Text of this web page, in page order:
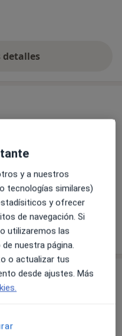
detalles
la experiencia
y a nuestros
tecnologías similares)
y ofrecer
de navegación. Si
utilizaremos las
nuestra página.
o actualizar tus
desde ajustes. Más